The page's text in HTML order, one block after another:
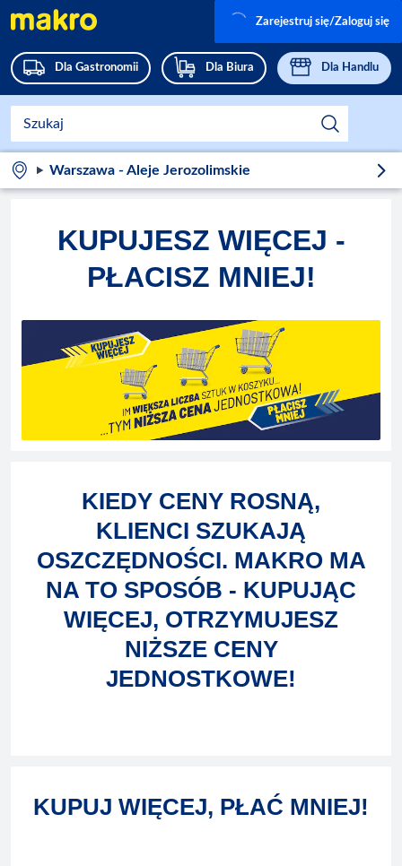
Dla Gastronomii Dla Biura Dla Handlu
Zarejestruj się/Zaloguj się
Warszawa - Aleje Jerozolimskie
KUPUJESZ WIĘCEJ -
PŁACISZ MNIEJ!
KIEDY CENY ROSNĄ,
KLIENCI SZUKAJĄ
OSZCZĘDNOŚCI. MAKRO MA
NA TO SPOSÓB - KUPUJĄC
WIĘCEJ, OTRZYMUJESZ
NIŻSZE CENY
JEDNOSTKOWE!
KUPUJ WIĘCEJ, PŁAĆ MNIEJ!